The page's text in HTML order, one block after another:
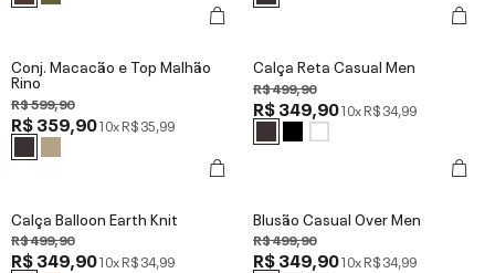
Conj. Macacão e Top Malhão
Rino
R$ 599,90
R$ 359,9010xR$ 35,99
Calça Reta Casual Men
R$ 499,90
R$ 349,9010xR$ 34,99
Calça Balloon Earth Knit
R$ 499,90
R$ 349,9010xR$ 34,99
Blusão Casual Over Men
R$ 499,90
R$ 349,9010xR$ 34,99